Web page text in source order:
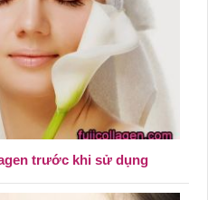
trước khi sử dụng